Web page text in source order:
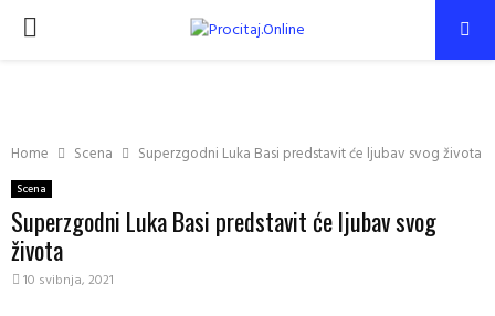
PRIMARY
Home Scena Superzgodni Luka Basi predstavit će ljubav svog života
Scena
Superzgodni Luka Basi predstavit će ljubav svog
života
10 svibnja, 2021